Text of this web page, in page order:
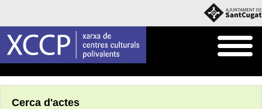
Cerca d'actes